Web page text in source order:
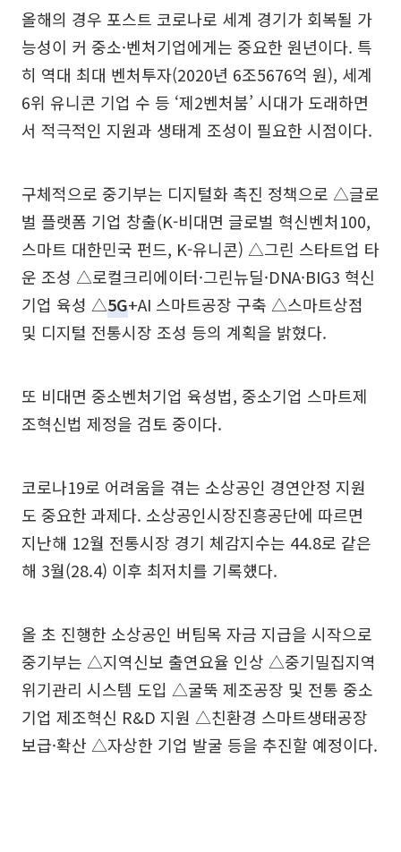
올해의 경우 포스트 코로나로 세계 경기가 회복될 가
능성이 커 중소·벤처기업에게는 중요한 원년이다. 특
히 역대 최대 벤처투자(2020년 6조5676억 원), 세계
6위 유니콘 기업 수 등 ‘제2벤처붐’ 시대가 도래하면
서 적극적인 지원과 생태계 조성이 필요한 시점이다.
구체적으로 중기부는 디지털화 촉진 정책으로 △글로
벌 플랫폼 기업 창출(K-비대면 글로벌 혁신벤처100,
스마트 대한민국 펀드, K-유니콘) △그린 스타트업 타
운 조성 △로컬크리에이터·그린뉴딜·DNA·BIG3 혁신
기업 육성 △5G+AI 스마트공장 구축 △스마트상점
및 디지털 전통시장 조성 등의 계획을 밝혔다.
또 비대면 중소벤처기업 육성법, 중소기업 스마트제
조혁신법 제정을 검토 중이다.
코로나19로 어려움을 겪는 소상공인 경연안정 지원
도 중요한 과제다. 소상공인시장진흥공단에 따르면
지난해 12월 전통시장 경기 체감지수는 44.8로 같은
해 3월(28.4) 이후 최저치를 기록헀다.
올 초 진행한 소상공인 버팀목 자금 지급을 시작으로
중기부는 △지역신보 출연요율 인상 △중기밀집지역
위기관리 시스템 도입 △굴뚝 제조공장 및 전통 중소
기업 제조혁신 R&D 지원 △친환경 스마트생태공장
보급·확산 △자상한 기업 발굴 등을 추진할 예정이다.